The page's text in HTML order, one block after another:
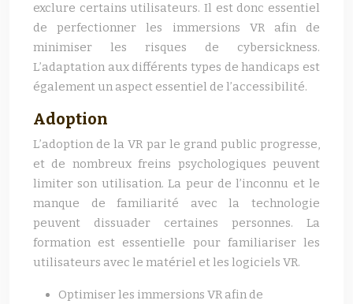
exclure certains utilisateurs. Il est donc essentiel
de perfectionner les immersions VR afin de
minimiser les risques de cybersickness.
L’adaptation aux différents types de handicaps est
également un aspect essentiel de l’accessibilité.
Adoption
L’adoption de la VR par le grand public progresse,
et de nombreux freins psychologiques peuvent
limiter son utilisation. La peur de l’inconnu et le
manque de familiarité avec la technologie
peuvent dissuader certaines personnes. La
formation est essentielle pour familiariser les
utilisateurs avec le matériel et les logiciels VR.
Optimiser les immersions VR afin de